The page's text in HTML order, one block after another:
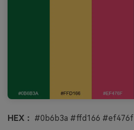
HEX： #0b6b3a #ffd166